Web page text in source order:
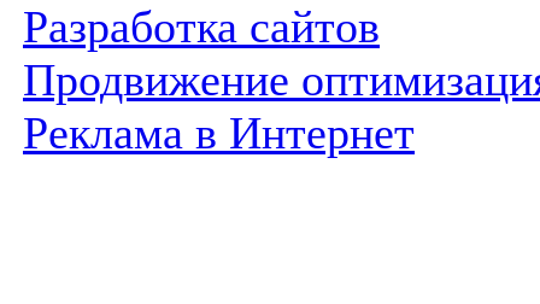
Разработка сайтов
Продвижение
Реклама в Интернет